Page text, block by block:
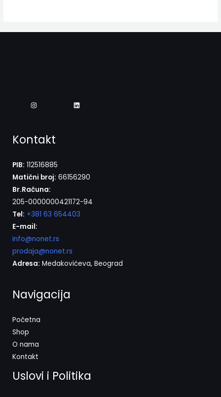
Kontakt
PIB: 112516885
Matični broj: 66156290
Br.Računa:
205-0000000421172-94
Tel: +381 63 654403
E-mail:
info@nonet.rs
prodaja@nonet.rs
Adresa: Medakovićeva, Beograd
Navigacija
Početna
Shop
O nama
Kontakt
Uslovi i Politika